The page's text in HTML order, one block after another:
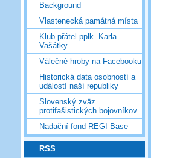
Background
Vlastenecká památná místa
Klub přátel pplk. Karla
Vašátky
Válečné hroby na Facebooku
Historická data osobností a
událostí naší republiky
Slovenský zväz
protifašistických bojovníkov
Nadační fond REGI Base
RSS